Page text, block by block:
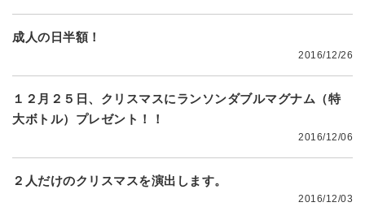
成人の日半額！
2016/12/26
１２月２５日、クリスマスにランソンダブルマグナム（特
大ボトル）プレゼント！！
2016/12/06
２人だけのクリスマスを演出します。
2016/12/03